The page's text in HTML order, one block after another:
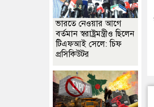
ভারতে নেওয়ার আগে
বর্তমান স্বরাষ্ট্রমন্ত্রীও ছিলেন
টিএফআই সেলে: চিফ
প্রসিকিউটর